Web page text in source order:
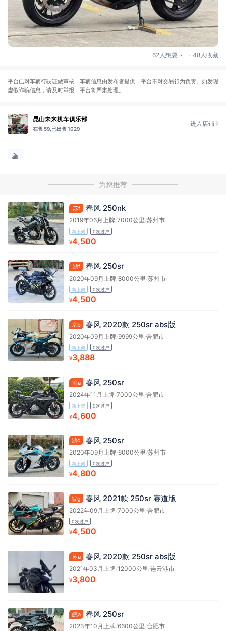
62人想要 . . 48人收藏
平台已对车辆行驶证做审核，车辆信息由发布者提供，平台不对交易行为负责。如发现
虚假诈骗信息，请及时举报，平台将严肃处理。
昆山未来机车俱乐部
在售 59, 已出售 1029
进入店铺
为您推荐
苏f 春风 250nk
2019年06月上牌/7000公里 /苏州市
新上架 0次过户
¥4,500
浙f 春风 250sr
2020年09月上牌/8000公里 /苏州市
新上架 0次过户
¥4,500
京b 春风 2020款 250sr abs版
2020年09月上牌/9999公里 /合肥市
新上架 0次过户
¥3,888
渝a 春风 250sr
2024年11月上牌/7000公里 /合肥市
新上架 0次过户
¥4,600
浙d 春风 250sr
2020年09月上牌/6000公里/苏州市
新上架 0次过户
¥4,800
皖g 春风 2021款 250sr 赛道版
2022年09月上牌/7000公里/合肥市
0次过户
¥4,500
苏a 春风 2020款 250sr abs版
2021年03月上牌/12000公里/连云港市
¥3,800
皖a 春风 250sr
2023年10月上牌/6600公里/合肥市